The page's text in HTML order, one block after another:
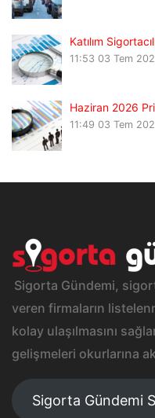
Katılım
11:53 03 Tem
Haziran 2026
11:49 03 Tem
Sigorta Gündemi,
veren firmaların
kolay ulaşılmasını
gelişmeleri okurlarına
Sigorta Gündemi